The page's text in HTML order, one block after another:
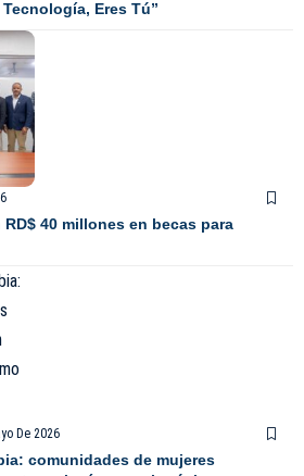
Eres Tú”
40 millones en becas para
De 2026
comunidades de mujeres